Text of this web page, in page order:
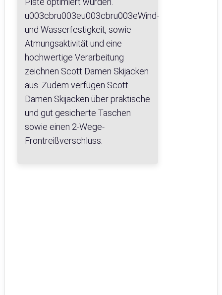
u003cbru003eu003cbru003eWind-
und Wasserfestigkeit, sowie
Atmungsaktivität und eine
hochwertige Verarbeitung
zeichnen Scott Damen Skijacken
aus. Zudem verfügen Scott
Damen Skijacken über praktische
und gut gesicherte Taschen
sowie einen 2-Wege-
Frontreißverschluss.